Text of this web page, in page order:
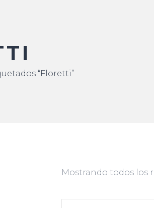
“Floretti”
Mostrando todos los